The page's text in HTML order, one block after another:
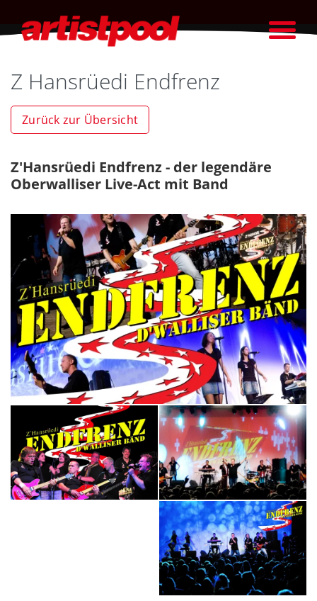
Z Hansrüedi Endfrenz
Zurück zur Übersicht
Z'Hansrüedi Endfrenz - der legendäre
Oberwalliser Live-Act mit Band